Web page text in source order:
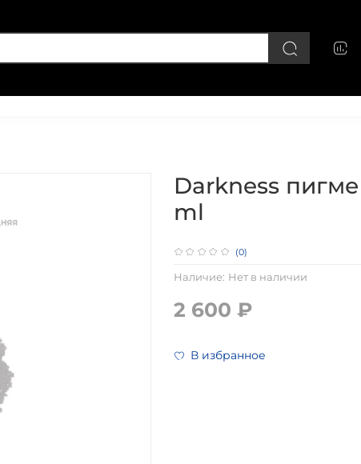
(0)
Наличие: Нет в наличии
Darkness
ml
2 600 ₽
В избранное